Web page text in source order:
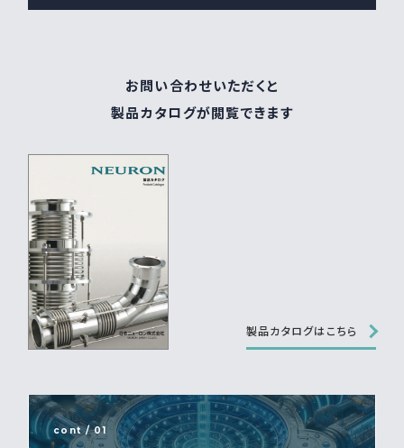
お問い合わせいただくと
製品カタログが閲覧できます
製品カタログはこちら
cont / 01